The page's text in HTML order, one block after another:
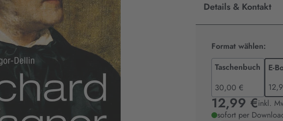
Details & Kontakt
Format wählen:
Taschenbuch
30,00 €
E-
12,99 €inkl.
sofort per